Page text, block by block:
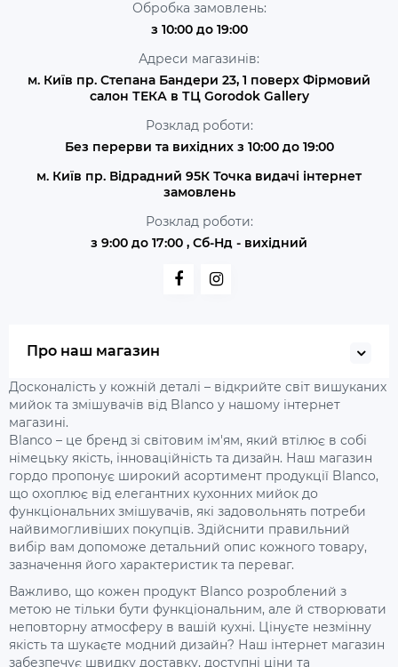
Обробка замовлень:
з 10:00 до 19:00
Адреси магазинів:
м. Київ пр. Степана Бандери 23, 1 поверх Фірмовий
салон ТЕКА в ТЦ Gorodok Gallery
Розклад роботи:
Без перерви та вихідних з 10:00 до 19:00
м. Київ пр. Відрадний 95К Точка видачі інтернет
замовлень
Розклад роботи:
з 9:00 до 17:00 , Сб-Нд - вихідний
Про наш магазин
Досконалість у кожній деталі – відкрийте світ вишуканих
мийок та змішувачів від Blanco у нашому інтернет
магазині.
Blanco – це бренд зі світовим ім'ям, який втілює в собі
німецьку якість, інноваційність та дизайн. Наш магазин
гордо пропонує широкий асортимент продукції Blanco,
що охоплює від елегантних кухонних мийок до
функціональних змішувачів, які задовольнять потреби
найвимогливіших покупців. Здійснити правильний
вибір вам допоможе детальний опис кожного товару,
зазначення його характеристик та переваг.
Важливо, що кожен продукт Blanco розроблений з
метою не тільки бути функціональним, але й створювати
неповторну атмосферу в вашій кухні. Цінуєте незмінну
якість та шукаєте модний дизайн? Наш інтернет магазин
забезпечує швидку доставку, доступні ціни та